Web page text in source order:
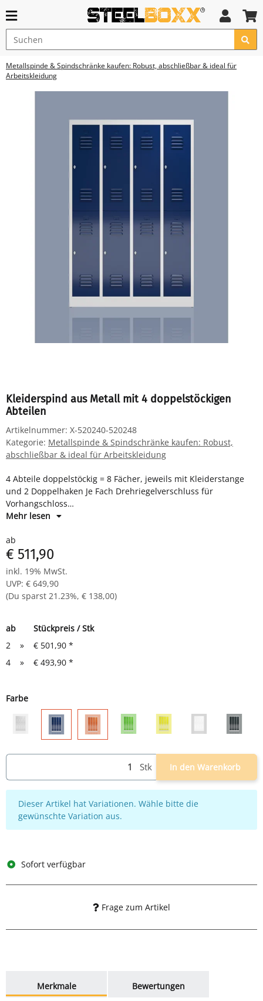
Metallspinde & Spindschränke kaufen: Robust, abschließbar & ideal für
Arbeitskleidung
Kleiderspind aus Metall mit 4 doppelstöckigen
Abteilen
Artikelnummer: X-520240-520248
Kategorie: Metallspinde & Spindschränke kaufen: Robust,
abschließbar & ideal für Arbeitskleidung
4 Abteile doppelstöckig = 8 Fächer, jeweils mit Kleiderstange
und 2 Doppelhaken Je Fach Drehriegelverschluss für
Vorhangschloss
Maße: H 1800 x B 1185 x T 500 mm
Mehr lesen
ab
€ 511,90
inkl. 19% MwSt.
UVP: € 649,90
(Du sparst 21.23%, € 138,00)
ab
Stückpreis / Stk
2
» € 501,90 *
4
» € 493,90 *
Farbe
Stk In den Warenkorb
x
Dieser Artikel hat Variationen. Wähle bitte die
gewünschte Variation aus.
Sofort verfügbar
Frage zum Artikel
Merkmale
Bewertungen